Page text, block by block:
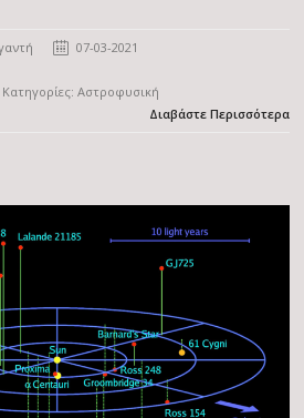
07-03-2021
Κατηγορίες:Αστροφυσική
Διαβάστε Περισσότερα